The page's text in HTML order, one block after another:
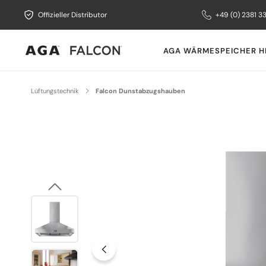
Offizieller Distributor +49 (0) 2381
AGA WÄRMESPEICHER
Lüftungstechnik Falcon Dunstabzugshauben